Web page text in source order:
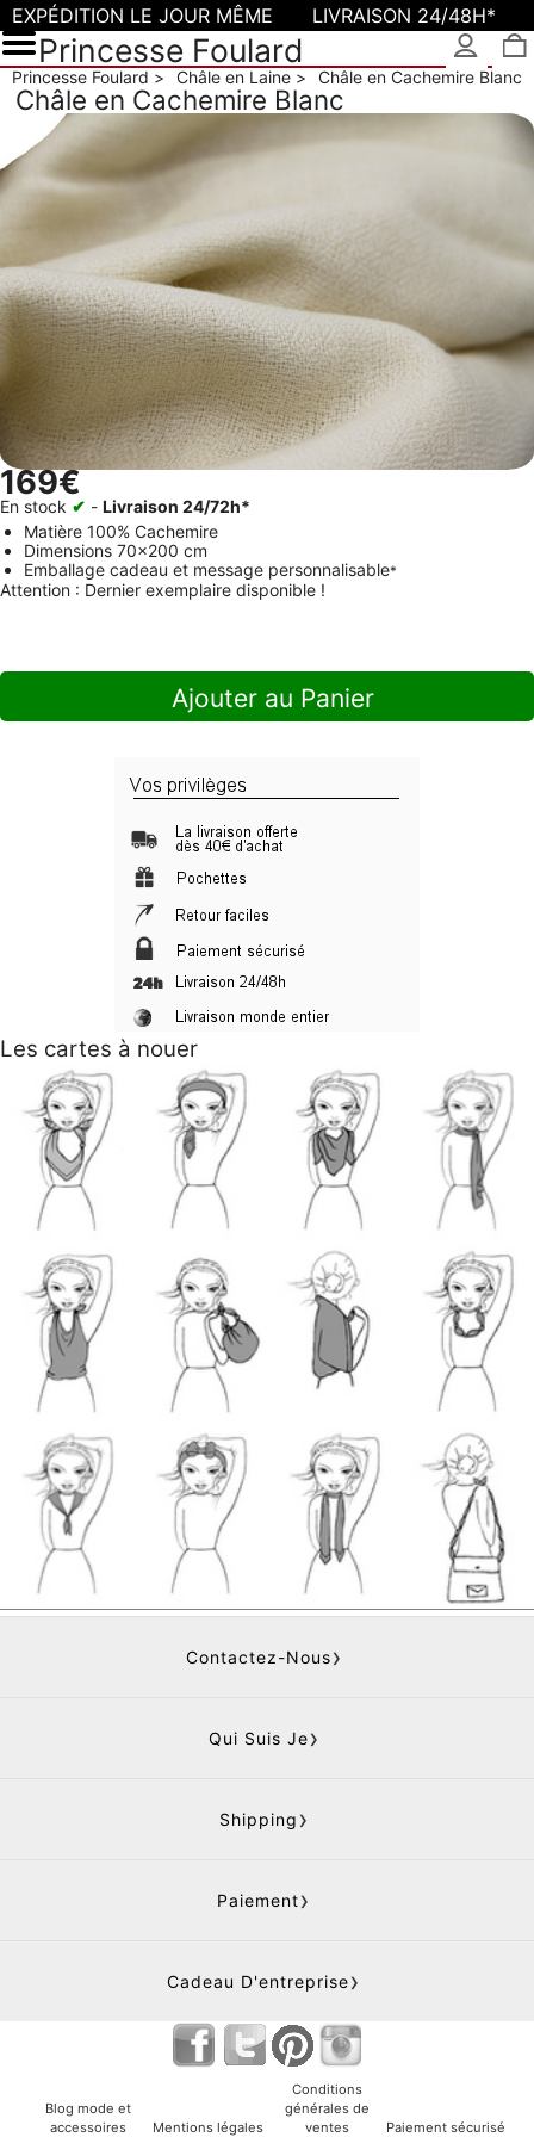
Princesse Foulard
Princesse Foulard Châle en Laine Châle en Cachemire Blanc
Châle en Cachemire Blanc
169€
En stock ✔ - Livraison 24/72h*
Matière 100% Cachemire
Dimensions 70x200 cm
Emballage cadeau et message personnalisable*
Attention : Dernier exemplaire disponible !
Ajouter au Panier
Les cartes à nouer
Contactez-Nous
Qui Suis Je
Shipping
Paiement
Cadeau D'entreprise
Blog mode et
accessoires
Mentions légales
Conditions
générales de
ventes
Paiement sécurisé
EXPÉDITION LE JOUR MÊME LIVRAISON 24/48H*